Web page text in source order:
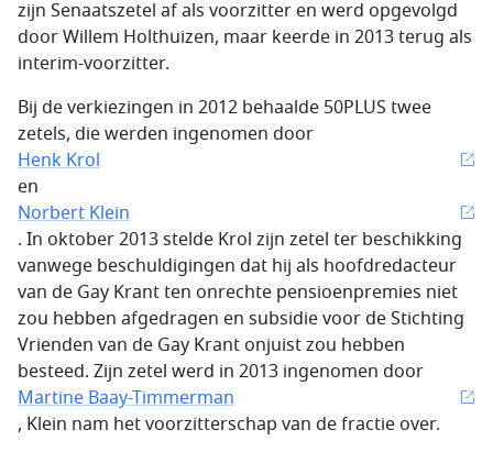
zijn Senaatszetel af als voorzitter en werd opgevolgd
door Willem Holthuizen, maar keerde in 2013 terug als
interim-voorzitter.
Bij de verkiezingen in 2012 behaalde 50PLUS twee
zetels, die werden ingenomen door
Henk Krol
en
Norbert Klein
. In oktober 2013 stelde Krol zijn zetel ter beschikking
vanwege beschuldigingen dat hij als hoofdredacteur
van de Gay Krant ten onrechte pensioenpremies niet
zou hebben afgedragen en subsidie voor de Stichting
Vrienden van de Gay Krant onjuist zou hebben
besteed. Zijn zetel werd in 2013 ingenomen door
Martine Baay-Timmerman
, Klein nam het voorzitterschap van de fractie over.